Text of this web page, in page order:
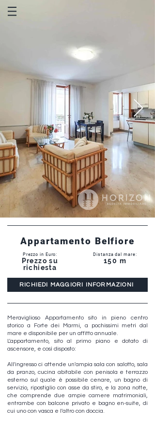
Appartamento Belfiore
Prezzo in Euro:
Prezzo su
richiesta
Distanza dal mare:
150 m
RICHIEDI MAGGIORI INFORMAZIONI
Meraviglioso Appartamento sito in pieno centro
storico a Forte dei Marmi, a pochissimi metri dal
mare e disponibile per un affitto annuale.
L'appartamento, sito al primo piano e dotato di
ascensore, e così disposto:
All'ingresso ci attende un'ampia sala con salotto, sala
da pranzo, cucina abitabile con penisola e terrazzo
esterno sul quale è possibile cenare, un bagno di
servizio, ripostiglio con asse da stiro, e la zona notte,
che comprende due ampie camere matrimoniali,
entrambe con balcone privato e bagno en-suite, di
cui uno con vasca e l'altro con doccia.